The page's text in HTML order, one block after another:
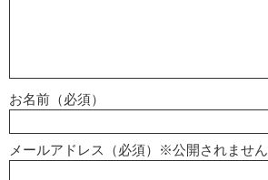
お名前（必須）
メールアドレス（必須）※公開されません